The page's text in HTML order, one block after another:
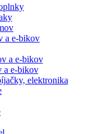
a e-bikov
a e-bikov
a e-bikov
elektronika